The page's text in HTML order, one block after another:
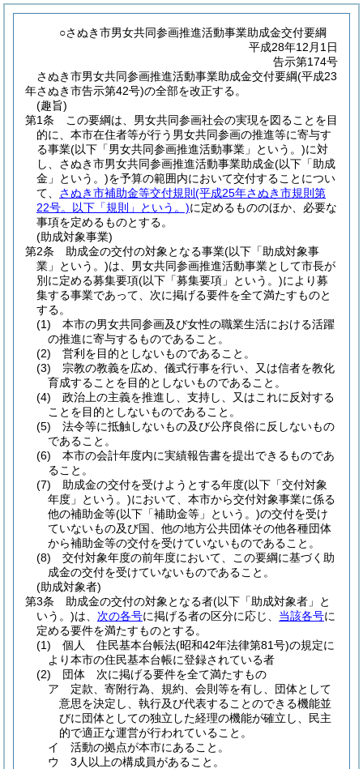
○さぬき市男女共同参画推進活動事業助成金交付要綱
平成28年12月1日
告示第174号
さぬき市男女共同参画推進活動事業助成金交付要綱(平成23
年さぬき市告示第42号)の全部を改正する。
(趣旨)
第1条
この要綱は、男女共同参画社会の実現を図ることを目
的に、本市在住者等が行う男女共同参画の推進等に寄与す
る事業(以下「男女共同参画推進活動事業」という。)に対
し、さぬき市男女共同参画推進活動事業助成金(以下「助成
金」という。)を予算の範囲内において交付することについ
て、 さぬき市補助金等交付規則 (平成25年さぬき市規則第
22号。以下「規則」という。)に定めるもののほか、必要な
事項を定めるものとする。
(助成対象事業)
第2条
助成金の交付の対象となる事業(以下「助成対象事
業」という。)は、男女共同参画推進活動事業として市長が
別に定める募集要項(以下「募集要項」という。)により募
集する事業であって、次に掲げる要件を全て満たすものと
する。
(1)
本市の男女共同参画及び女性の職業生活における活躍
の推進に寄与するものであること。
(2)
営利を目的としないものであること。
(3)
宗教の教義を広め、儀式行事を行い、又は信者を教化
育成することを目的としないものであること。
(4)
政治上の主義を推進し、支持し、又はこれに反対する
ことを目的としないものであること。
(5)
法令等に抵触しないもの及び公序良俗に反しないもの
であること。
(6)
本市の会計年度内に実績報告書を提出できるものであ
ること。
(7)
助成金の交付を受けようとする年度(以下「交付対象
年度」という。)において、本市から交付対象事業に係る
他の補助金等(以下「補助金等」という。)の交付を受け
ていないもの及び国、他の地方公共団体その他各種団体
から補助金等の交付を受けていないものであること。
(8)
交付対象年度の前年度において、この要綱に基づく助
成金の交付を受けていないものであること。
(助成対象者)
第3条
助成金の交付の対象となる者(以下「助成対象者」と
いう。)は、 次の各号に掲げる者の区分に応じ、 当該各号に
定める要件を満たすものとする。
(1)
個人 住民基本台帳法(昭和42年法律第81号)の規定に
より本市の住民基本台帳に登録されている者
(2)
団体 次に掲げる要件を全て満たすもの
ア
定款、寄附行為、規約、会則等を有し、団体として
意思を決定し、執行及び代表することのできる機能並
びに団体としての独立した経理の機能が確立し、民主
的で適正な運営が行われていること。
イ
活動の拠点が本市にあること。
ウ
3人以上の構成員があること。